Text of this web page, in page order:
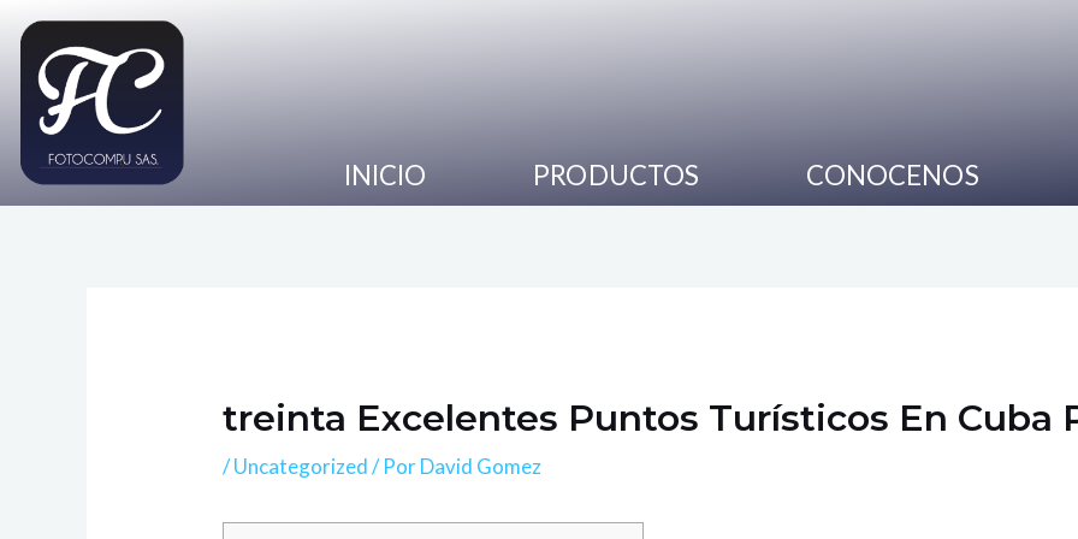
contenido
INICIO PRODUCTOS CONOCENOS
treinta Excelentes Puntos Turísticos En Cuba
/Uncategorized/ PorDavid Gomez
Navegación
de
entradas